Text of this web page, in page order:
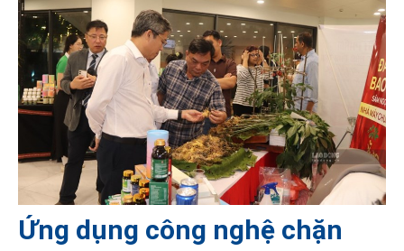
Ứng dụng công nghệ chặn